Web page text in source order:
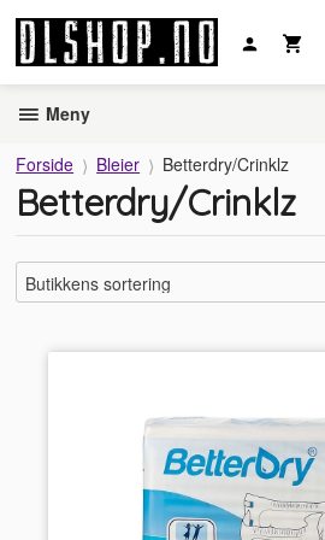
innholdet
Meny
Forside Bleier Betterdry/Crinklz
Betterdry/Crinklz